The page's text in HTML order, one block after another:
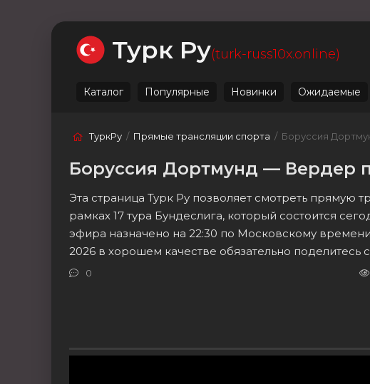
Турк Ру(turk-russ10x.online)
Каталог Популярные Новинки Ожидаемые
ТуркРу / Прямые трансляции спорта / Боруссия
Боруссия Дортмунд — Вердер
Эта страница Турк Ру позволяет смотреть
рамках 17 тура Бундеслига, который состоится
эфира назначено на 22:30 по Московскому
2026 в хорошем качестве обязательно
0
Ожидаемые Лучшие